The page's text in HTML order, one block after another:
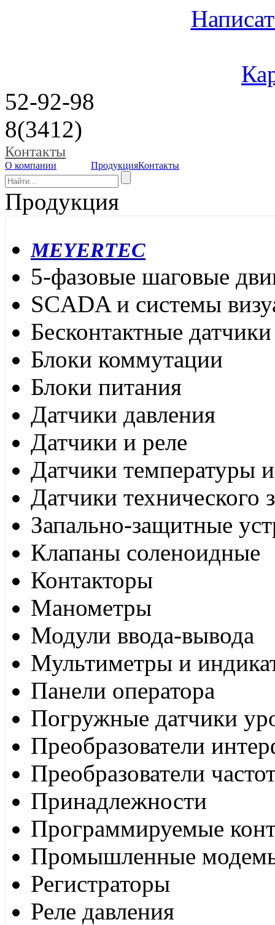
52-92-98
8(3412)
Контакты
О компании ПродукцияКонтакты
Продукция
MEYERTEC
5-фазовые шаговые
SCADA и системы
Бесконтактные датчики
Блоки коммутации
Блоки питания
Датчики давления
Датчики и реле
Датчики температуры
Датчики технического
Запально-защитные
Клапаны соленоидные
Контакторы
Манометры
Модули ввода-вывода
Мультиметры и
Панели оператора
Погружные датчики
Преобразователи
Преобразователи
Принадлежности
Программируемые
Промышленные
Регистраторы
Реле давления